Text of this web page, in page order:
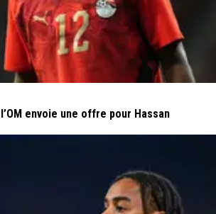
envoie une offre pour Hassan